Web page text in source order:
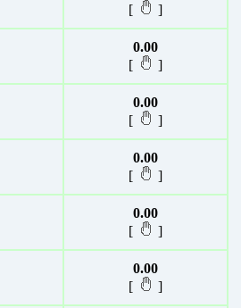
[
]
0.00
[
]
0.00
[
]
0.00
[
]
0.00
[
]
0.00
[
]